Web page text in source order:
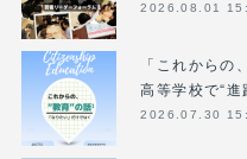
2026.08.01
「これから
高等学校で“進
2026.07.30